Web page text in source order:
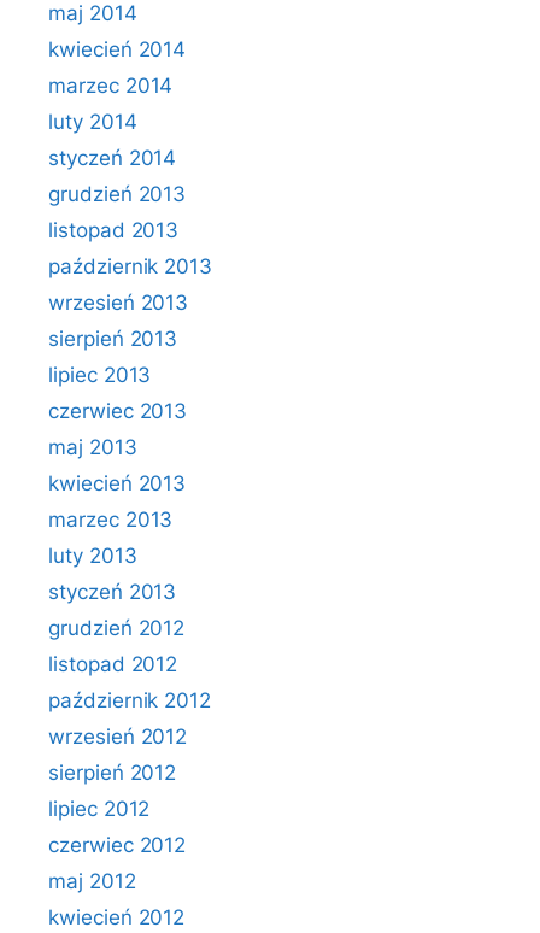
maj 2014
kwiecień 2014
marzec 2014
luty 2014
styczeń 2014
grudzień 2013
listopad 2013
październik 2013
wrzesień 2013
sierpień 2013
lipiec 2013
czerwiec 2013
maj 2013
kwiecień 2013
marzec 2013
luty 2013
styczeń 2013
grudzień 2012
listopad 2012
październik 2012
wrzesień 2012
sierpień 2012
lipiec 2012
czerwiec 2012
maj 2012
kwiecień 2012